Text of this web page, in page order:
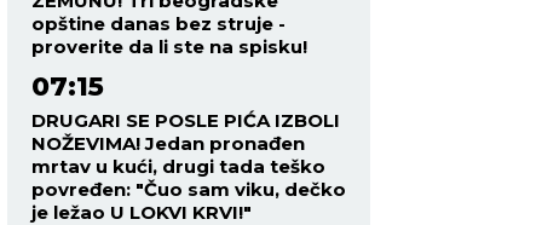
opštine danas bez struje -
proverite da li ste na spisku!
07:15
DRUGARI SE POSLE PIĆA IZBOLI
NOŽEVIMA! Jedan pronađen
mrtav u kući, drugi tada teško
povređen: "Čuo sam viku, dečko
je ležao U LOKVI KRVI!"